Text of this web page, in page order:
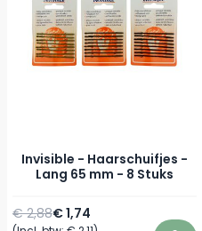
Invisible - Haarschuifjes -
Lang 65 mm - 8 Stuks
Vanaf
€ 1,74
Normale prijs
€ 2,88